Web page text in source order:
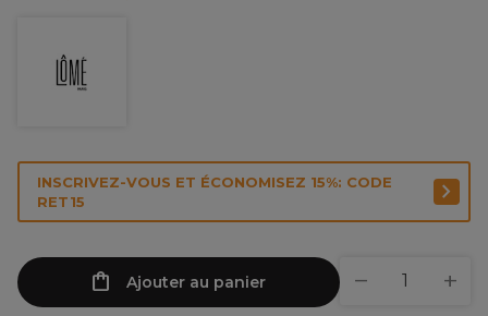
INSCRIVEZ-VOUS ET ÉCONOMISEZ 15%: CODE
RET15
Ajouter au panier